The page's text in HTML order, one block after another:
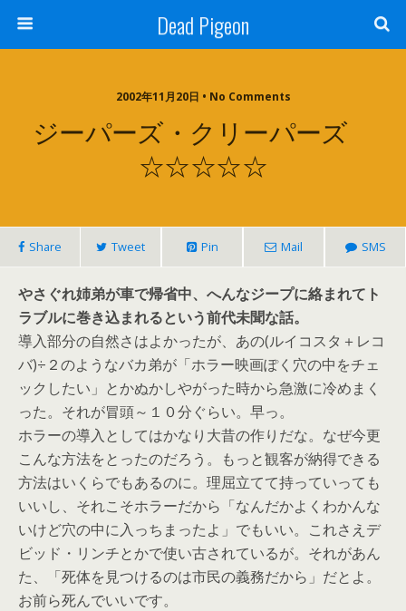
Dead Pigeon
2002年11月20日 • No Comments
ジーパーズ・クリーパーズ
☆☆☆☆☆
Share Tweet Pin Mail SMS
やさぐれ姉弟が車で帰省中、へんなジープに絡まれてト
ラブルに巻き込まれるという前代未聞な話。
導入部分の自然さはよかったが、あの(ルイコスタ＋レコ
バ)÷２のようなバカ弟が「ホラー映画ぽく穴の中をチェ
ックしたい」とかぬかしやがった時から急激に冷めまく
った。それが冒頭～１０分ぐらい。早っ。
ホラーの導入としてはかなり大昔の作りだな。なぜ今更
こんな方法をとったのだろう。もっと観客が納得できる
方法はいくらでもあるのに。理屈立てて持っていっても
いいし、それこそホラーだから「なんだかよくわかんな
いけど穴の中に入っちまったよ」でもいい。これさえデ
ビッド・リンチとかで使い古されているが。それがあん
た、「死体を見つけるのは市民の義務だから」だとよ。
お前ら死んでいいです。